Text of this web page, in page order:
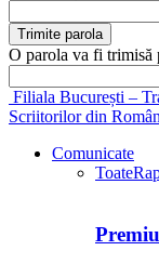
O parola va fi trimisă
Filiala București –
Scriitorilor din
Comunicate
Toate